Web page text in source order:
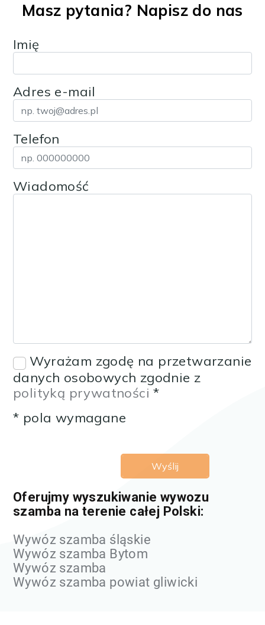
Masz pytania? Napisz do nas
Imię
Adres e-mail
Telefon
Wiadomość
Wyrażam zgodę na przetwarzanie
danych osobowych zgodnie z
polityką prywatności *
* pola wymagane
Oferujmy wyszukiwanie wywozu
szamba na terenie całej Polski:
Wywóz szamba śląskie
Wywóz szamba Bytom
Wywóz szamba
Wywóz szamba powiat gliwicki